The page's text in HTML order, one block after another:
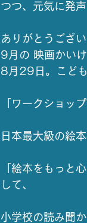
つつ、元気に発
ありがとうござ
9月の 映画かい
8月29日。こど
「ワークショッ
日本最大級の絵
「絵本をもっと
して、
小学校の読み聞